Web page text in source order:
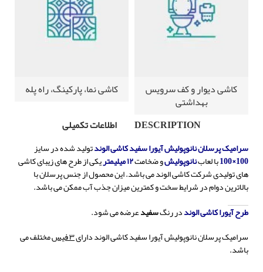
کاشی دیوار و کف سرویس
بهداشتی
کاشی نما، پارکینگ، راه پله
DESCRIPTION
اطلاعات تکمیلی
سرامیک پرسلان نانوپولیش آیورا سفید کاشی الوندتولید شده در سایز
100×100 با لعابنانوپولیشو ضخامت۱۲ میلیمتر یکی از طرح های زیبای کاشی
های تولیدی شرکت کاشی الوند می باشد. این محصول از جنس پرسلان با
بالاترین دوام در شرایط سخت و کمترین میزان جذب آب ممکن می باشد.
طرح آیورا کاشی الونددر رنگسفیدعرضه می شود.
سرامیک پرسلان نانوپولیش آیورا سفید کاشی الوند دارای۳ فیس مختلف می
باشد.